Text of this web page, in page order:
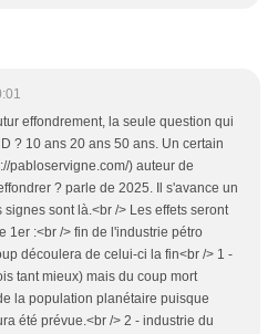
effondrement, la seule question qui
? 10 ans 20 ans 50 ans. Un certain
pabloservigne.com/) auteur de
? parle de 2025. Il s'avance un
sont là.<br /> Les effets seront
1er :<br /> fin de l'industrie pétro
découlera de celui-ci la fin<br /> 1 -
tant mieux) mais du coup mort
la population planétaire puisque
été prévue.<br /> 2 - industrie du